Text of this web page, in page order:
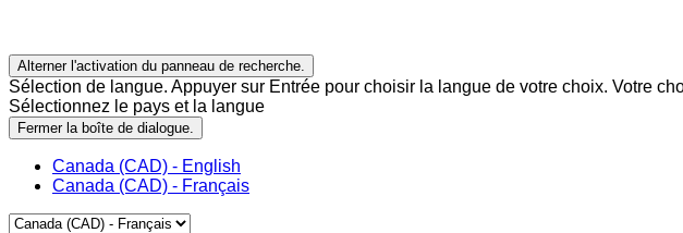
Alterner l'activation du panneau de recherche.
Sélection de langue. Appuyer sur Entrée pour choisir la langue de votre choix. Votre
Sélectionnez le pays et la langue
Fermer la boîte de dialogue.
Canada (CAD) - English
Canada (CAD) - Français